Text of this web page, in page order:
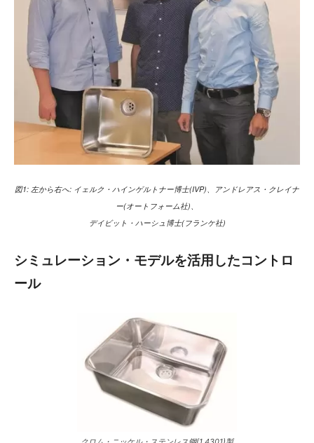
図1: 左から右へ: イェルク・ハインゲルトナー博士(IVP)、アンドレアス・クレイナ
ー(オートフォーム社)、
デイビット・ハーシュ博士(フランケ社)
シミュレーション・モデルを活用したコントロ
ール